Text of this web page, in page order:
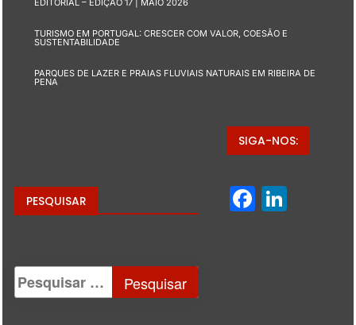
EDITORIAL – EDIÇÃO 17 | MAIO 2026
TURISMO EM PORTUGAL: CRESCER COM VALOR, COESÃO E
SUSTENTABILIDADE
PARQUES DE LAZER E PRAIAS FLUVIAIS NATURAIS EM RIBEIRA DE
PENA
PESQUISAR
SIGA-NOS: